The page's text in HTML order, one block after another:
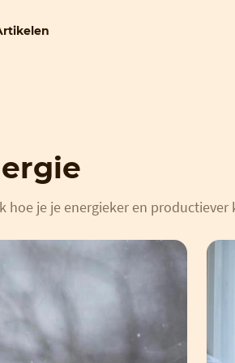
hoe je je energieker en productiever